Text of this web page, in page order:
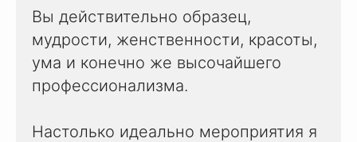
Вы действительно образец,
мудрости, женственности, красоты,
ума и конечно же высочайшего
профессионализма.
Настолько идеально мероприятия я